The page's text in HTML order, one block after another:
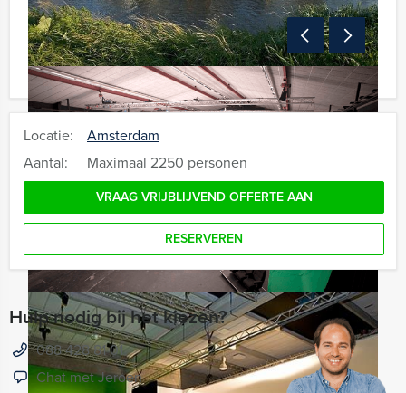
Locatie:
Amsterdam
Aantal:
Maximaal 2250 personen
VRAAG VRIJBLIJVEND OFFERTE AAN
RESERVEREN
Hulp nodig bij het kiezen?
088 428 81 01
Chat met Jeroen